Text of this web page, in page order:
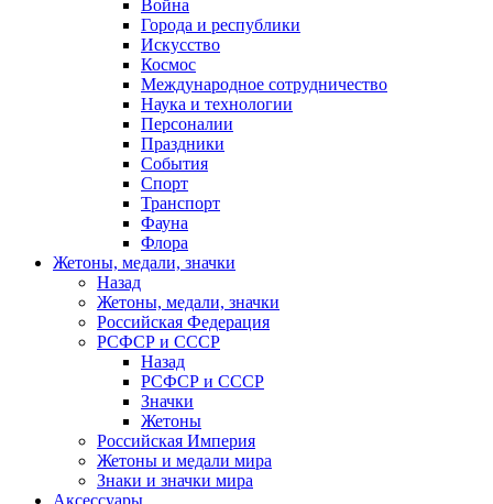
Война
Города и республики
Искусство
Космос
Международное сотрудничество
Наука и технологии
Персоналии
Праздники
События
Спорт
Транспорт
Фауна
Флора
Жетоны, медали, значки
Назад
Жетоны, медали, значки
Российская Федерация
РСФСР и СССР
Назад
РСФСР и СССР
Значки
Жетоны
Российская Империя
Жетоны и медали мира
Знаки и значки мира
Аксессуары